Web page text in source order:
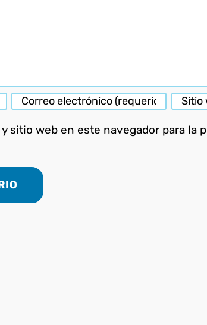
sitio web en este navegador para la